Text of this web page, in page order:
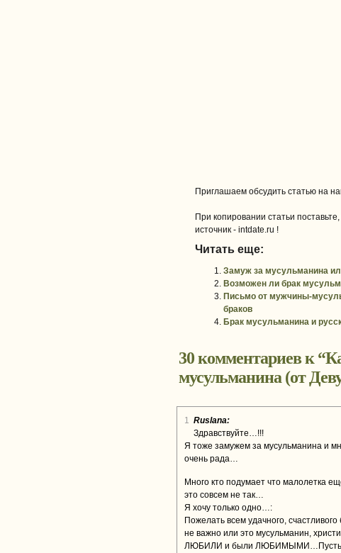
Приглашаем обсудить статью на
При копировании статьи
источник - intdate.ru !
Читать еще:
Замуж за мусульманина
Возможен ли брак
Письмо от мужчины-
браков
Брак мусульманина и
30 комментариев к “
мусульманина (от
1 Ruslana:
Здравствуйте…!!!
Я тоже замужем за мусульманина и
очень рада…
Много кто подумает что малолетка
это совсем не так…
Я хочу только одно…:
Пожелать всем удачного,
не важно или это мусульманин,
ЛЮБИЛИ и были ЛЮБИМЫМИ…Пусть